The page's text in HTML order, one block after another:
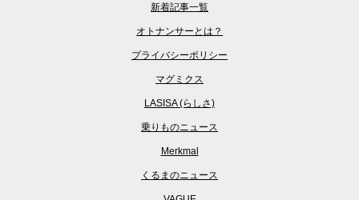
新着記事一覧
オトナンサーとは？
プライバシーポリシー
マグミクス
LASISA (らしさ)
乗りものニュース
Merkmal
くるまのニュース